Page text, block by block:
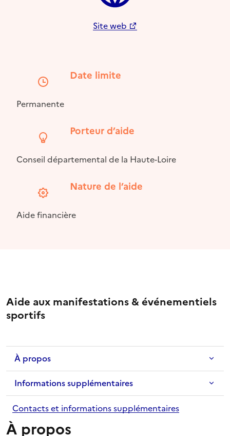
Site web
Date limite
Permanente
Porteur d’aide
Conseil départemental de la Haute-Loire
Nature de l’aide
Aide financière
Aide aux manifestations & événementiels
sportifs
À propos
Informations supplémentaires
Contacts et informations supplémentaires
À propos